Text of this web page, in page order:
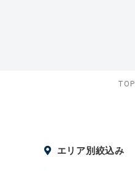
TOP
エリア別絞込み